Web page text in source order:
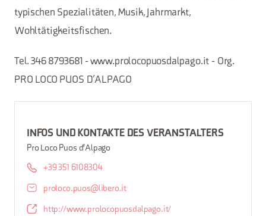
typischen Spezialitäten, Musik, Jahrmarkt,
Wohltätigkeitsfischen.
Tel. 346 8793681 - www.prolocopuosdalpago.it - Org.
PRO LOCO PUOS D’ALPAGO
INFOS UND KONTAKTE DES VERANSTALTERS
Pro Loco Puos d'Alpago
+39 351 6108304
proloco.puos@libero.it
http://www.prolocopuosdalpago.it/